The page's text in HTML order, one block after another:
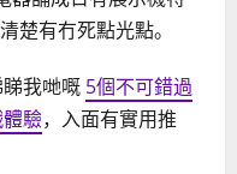
楚有冇死點光點。
我哋嘅 5個不可錯過
驗，入面有實用推